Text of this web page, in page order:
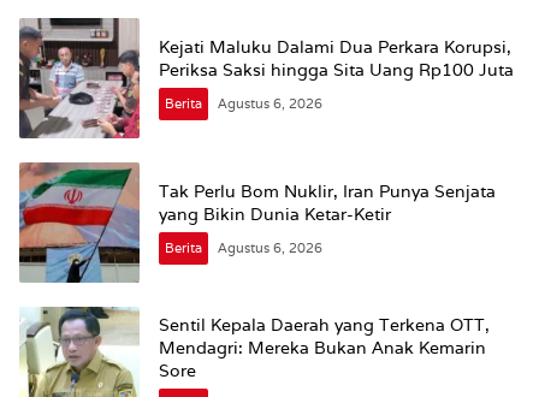
Kejati Maluku Dalami Dua Perkara Korupsi,
Periksa Saksi hingga Sita Uang Rp100 Juta
Berita Agustus 6, 2026
Tak Perlu Bom Nuklir, Iran Punya Senjata
yang Bikin Dunia Ketar-Ketir
Berita Agustus 6, 2026
Sentil Kepala Daerah yang Terkena OTT,
Mendagri: Mereka Bukan Anak Kemarin
Sore